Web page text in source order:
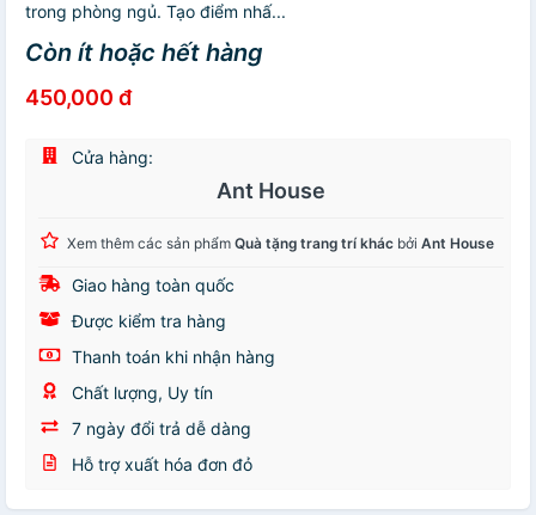
trong phòng ngủ. Tạo điểm nhấ...
Còn ít hoặc hết hàng
450,000 đ
Cửa hàng:
Ant House
Xem thêm các sản phẩm Quà tặng trang trí khác bởi Ant House
Giao hàng toàn quốc
Được kiểm tra hàng
Thanh toán khi nhận hàng
Chất lượng, Uy tín
7 ngày đổi trả dễ dàng
Hỗ trợ xuất hóa đơn đỏ